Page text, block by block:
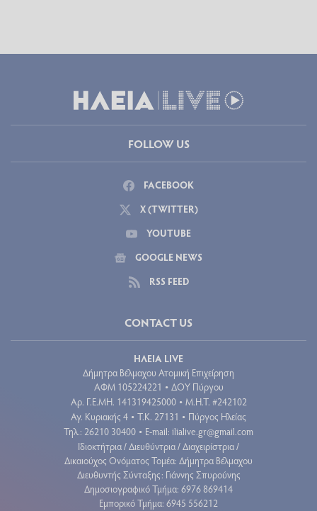
FOLLOW US
FACEBOOK
X (TWITTER)
YOUTUBE
GOOGLE NEWS
RSS FEED
CONTACT US
ΗΛΕΙΑ LIVE
Δήμητρα Βέλμαχου Ατομική Επιχείρηση
ΑΦΜ 105224221 • ΔΟΥ Πύργου
Aρ. Γ.Ε.ΜΗ. 141319425000 • Μ.Η.Τ. #242102
Αγ. Κυριακής 4 • Τ.Κ. 27131 • Πύργος Ηλείας
Τηλ.: 26210 30400 • E-mail: ilialive.gr@gmail.com
Ιδιοκτήτρια / Διευθύντρια / Διαχειρίστρια /
Δικαιούχος Ονόματος Τομέα: Δήμητρα Βέλμαχου
Διευθυντής Σύνταξης: Γιάννης Σπυρούνης
Δημοσιογραφικό Τμήμα: 6976 869414
Εμπορικό Τμήμα: 6945 556212